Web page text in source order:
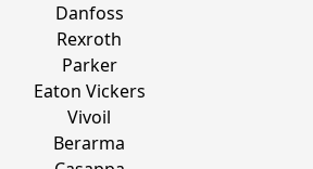
Danfoss
Rexroth
Parker
Eaton Vickers
Vivoil
Berarma